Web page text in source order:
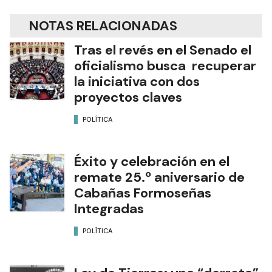
NOTAS RELACIONADAS
Tras el revés en el Senado el
oficialismo busca recuperar
la iniciativa con dos
proyectos claves
POLÍTICA
Éxito y celebración en el
remate 25.º aniversario de
Cabañas Formoseñas
Integradas
POLÍTICA